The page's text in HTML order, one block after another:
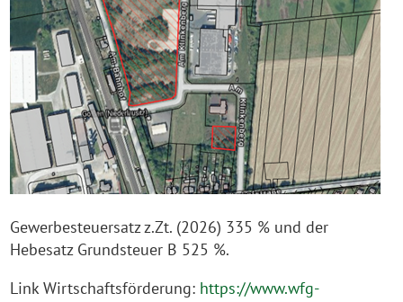
Gewerbesteuersatz z.Zt. (2026) 335 % und der
Hebesatz Grundsteuer B 525 %.
Link Wirtschaftsförderung: https://www.wfg-